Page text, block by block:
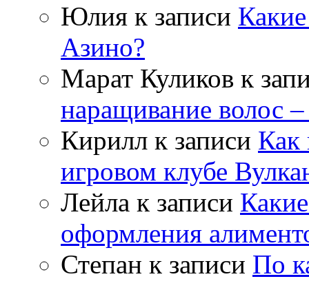
Юлия к записи
Азино?
Марат Куликов к
наращивание волос
Кирилл к записи Как
игровом клубе
Лейла к записи
оформления
Степан к записи По